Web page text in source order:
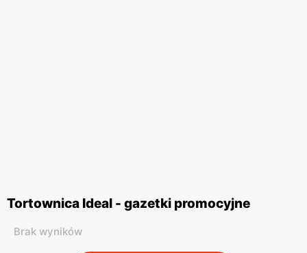
Tortownica Ideal - gazetki promocyjne
Brak wyników